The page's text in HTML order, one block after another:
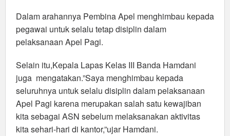
Dalam arahannya Pembina Apel menghimbau kepada
pegawai untuk selalu tetap disiplin dalam
pelaksanaan Apel Pagi.
Selain itu,Kepala Lapas Kelas III Banda Hamdani
juga mengatakan.”Saya menghimbau kepada
seluruhnya untuk selalu disiplin dalam pelaksanaan
Apel Pagi karena merupakan salah satu kewajiban
kita sebagai ASN sebelum melaksanakan aktivitas
kita sehari-hari di kantor,”ujar Hamdani.